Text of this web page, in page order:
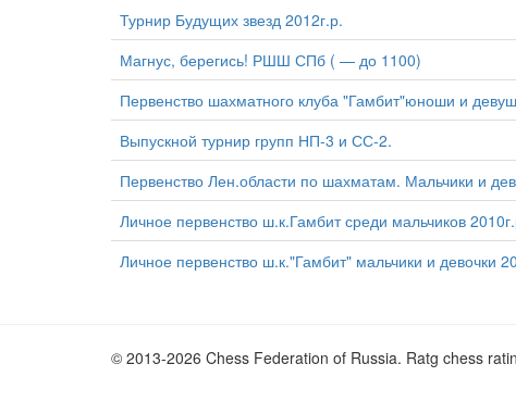
Турнир Будущих звезд 2012г.р.
Магнус, берегись! РШШ СПб ( — до 1100)
Первенство шахматного клуба "Гамбит"юноши и
Выпускной турнир групп НП-3 и СС-2.
Первенство Лен.области по шахматам. Мальчики и
Личное первенство ш.к.Гамбит среди мальчиков
Личное первенство ш.к."Гамбит" мальчики и девочки
© 2013-2026 Chess Federation of Russia. Ratg chess